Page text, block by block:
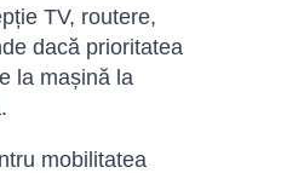
TV, routere,
dacă prioritatea
la mașină la
mobilitatea